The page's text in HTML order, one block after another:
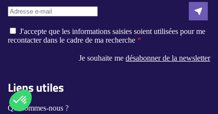
J'accepte que les informations saisies soient utilisées pour me
recontacter dans le cadre de ma recherche
Je souhaite me désabonner de la newsletter
Liens utiles
Qui sommes-nous ?